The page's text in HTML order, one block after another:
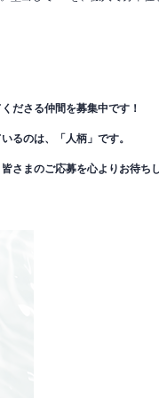
ださる仲間を募集中です！
るのは、「人柄」です。
さまのご応募を心よりお待ち